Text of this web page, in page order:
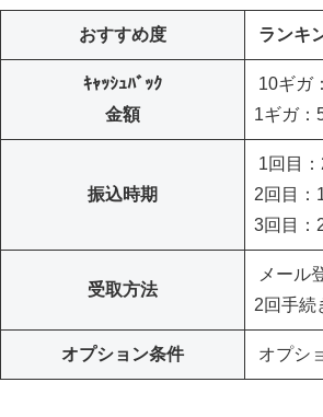
おすすめ度 ランキ
ｷｬｯｼｭﾊﾞｯｸ
金額
10ギガ
1ギガ：
振込時期
1回目
2回目：
3回目：
受取方法
メール
2回手続
オプション条件 オプシ